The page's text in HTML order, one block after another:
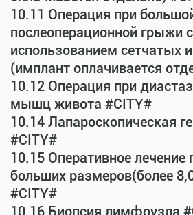
10.11 Операция при
послеоперационной грыжи с
использованием сетчатых
(имплант оплачивается
10.12 Операция при
мышц живота #CITY#
10.14 Лапароскопическая
#CITY#
10.15 Оперативное
больших размеров(более
#CITY#
10.16 Биопсия лимфоузла